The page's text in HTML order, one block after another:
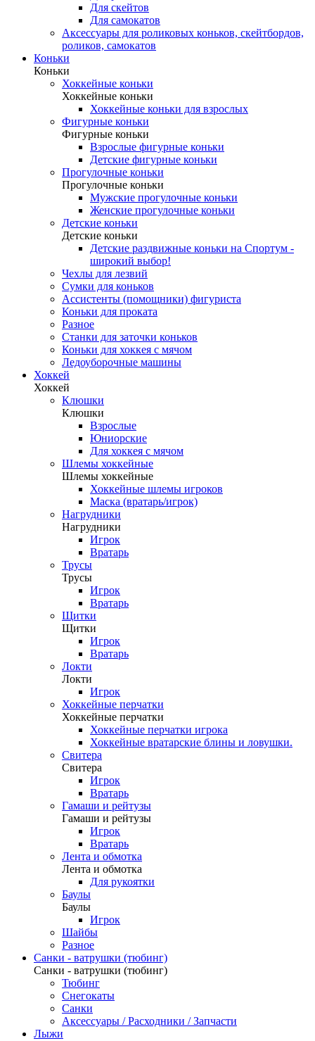
Для скейтов
Для самокатов
Аксессуары для роликовых коньков, скейтбордов,
роликов, самокатов
Коньки
Коньки
Хоккейные коньки
Хоккейные коньки
Хоккейные коньки для взрослых
Фигурные коньки
Фигурные коньки
Взрослые фигурные коньки
Детские фигурные коньки
Прогулочные коньки
Прогулочные коньки
Мужские прогулочные коньки
Женские прогулочные коньки
Детские коньки
Детские коньки
Детские раздвижные коньки на Спортум -
широкий выбор!
Чехлы для лезвий
Сумки для коньков
Ассистенты (помощники) фигуриста
Коньки для проката
Разное
Станки для заточки коньков
Коньки для хоккея с мячом
Ледоуборочные машины
Хоккей
Хоккей
Клюшки
Клюшки
Взрослые
Юниорские
Для хоккея с мячом
Шлемы хоккейные
Шлемы хоккейные
Хоккейные шлемы игроков
Маска (вратарь/игрок)
Нагрудники
Нагрудники
Игрок
Вратарь
Трусы
Трусы
Игрок
Вратарь
Щитки
Щитки
Игрок
Вратарь
Локти
Локти
Игрок
Хоккейные перчатки
Хоккейные перчатки
Хоккейные перчатки игрока
Хоккейные вратарские блины и ловушки.
Свитера
Свитера
Игрок
Вратарь
Гамаши и рейтузы
Гамаши и рейтузы
Игрок
Вратарь
Лента и обмотка
Лента и обмотка
Для рукоятки
Баулы
Баулы
Игрок
Шайбы
Разное
Санки - ватрушки (тюбинг)
Санки - ватрушки (тюбинг)
Тюбинг
Снегокаты
Санки
Аксессуары / Расходники / Запчасти
Лыжи